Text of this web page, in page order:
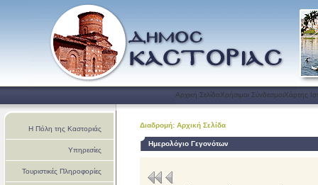
Αρχική ΣελίδαΧρήσιμοι ΣύνδεσμοιΧάρτης
Η Πόλη της Καστοριάς
Υπηρεσίες
Τουριστικές Πληροφορίες
Διαδρομή: Αρχική Σελίδα
Ημερολόγιο Γεγονότων